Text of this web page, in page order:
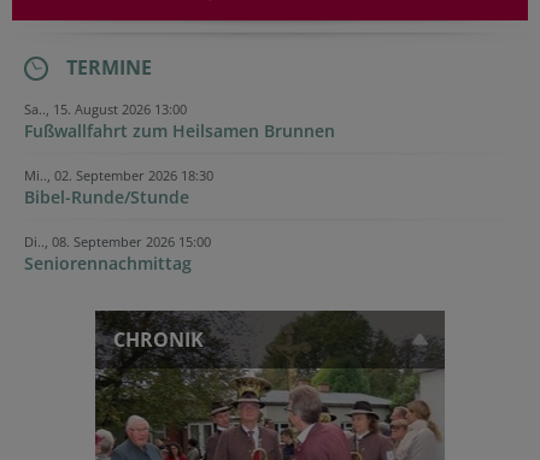
TERMINE
Sa.., 15. August 2026 13:00
Fußwallfahrt zum Heilsamen Brunnen
Mi.., 02. September 2026 18:30
Bibel-Runde/Stunde
Di.., 08. September 2026 15:00
Seniorennachmittag
CHRONIK